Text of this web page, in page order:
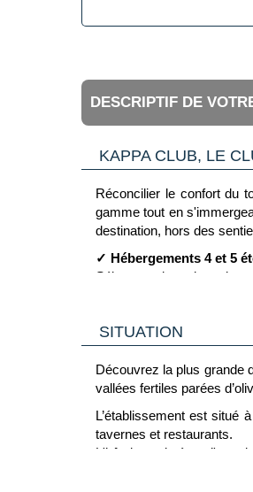
DESCRIPTIF DE
KAPPA CLUB, LE
Réconcilier le confort du
gamme tout en
destination, hors des
✓ Hébergements 4 et 5
Séjournez dans des
Lâchez prise avec une
✓ Équipe francophone
Profitez de
✓ Jusqu’à 5 Instants
Vivez des expériences
✓ Ambiance festive et
SITUATION
Découvrez la plus grande
vallées fertiles parées
L’établissement est situé
tavernes et restaurants.
L'hôtel est situé sur l'une